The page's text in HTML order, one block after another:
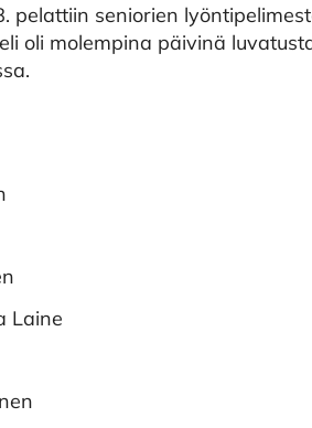
pelattiin seniorien
oli molempina päivinä
Laine